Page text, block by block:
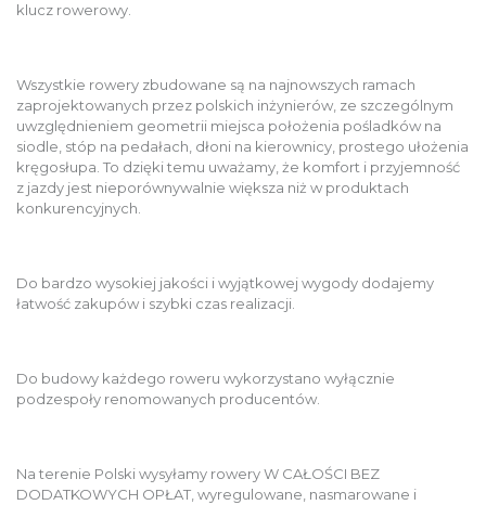
klucz rowerowy.
Wszystkie rowery zbudowane są na najnowszych ramach
zaprojektowanych przez polskich inżynierów, ze szczególnym
uwzględnieniem geometrii miejsca położenia pośladków na
siodle, stóp na pedałach, dłoni na kierownicy, prostego ułożenia
kręgosłupa. To dzięki temu uważamy, że komfort i przyjemność
z jazdy jest nieporównywalnie większa niż w produktach
konkurencyjnych.
Do bardzo wysokiej jakości i wyjątkowej wygody dodajemy
łatwość zakupów i szybki czas realizacji.
Do budowy każdego roweru wykorzystano wyłącznie
podzespoły renomowanych producentów.
Na terenie Polski wysyłamy rowery W CAŁOŚCI BEZ
DODATKOWYCH OPŁAT, wyregulowane, nasmarowane i